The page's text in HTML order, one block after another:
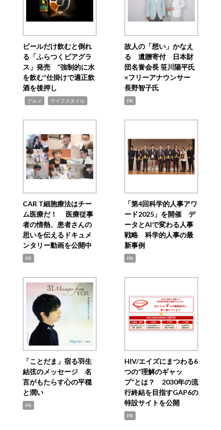
ビールだけ飲むと倒れ
る「ふらつくビアグラ
ス」発売 “強制的に水
を飲む”仕掛けで適正飲
酒を後押し
グルメ ライフスタイル
故人の「想い」かなえ
る 遺贈寄付 日本財
団名誉会長 笹川陽平氏
×フリーアナウンサー
長野智子氏
PR
CAR T細胞療法はチー
ム医療だ！ 医療従事
者の情熱、患者さんの
思いを伝えるドキュメ
ンタリー動画を公開中
PR
「第4回科学的人事アワ
ード2025」を開催 デ
ータとAIで変わる人事
戦略 科学的人事の最
新事例
PR
「ことだま」宿る羽生
結弦のメッセージ 名
言がもたらす心の平穏
と潤い
PR
HIV/エイズにまつわる6
つの“理解のギャッ
プ”とは？ 2030年の流
行終結を目指すGAP6の
特設サイトを公開
PR